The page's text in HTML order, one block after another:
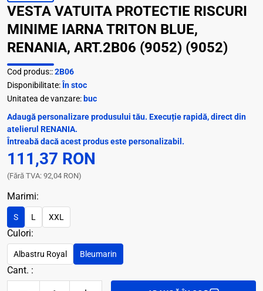
VESTA VATUITA PROTECTIE RISCURI
MINIME IARNA TRITON BLUE,
RENANIA, ART.2B06 (9052) (9052)
Cod produs::2B06
Disponibilitate: În stoc
Unitatea de vanzare: buc
Adaugă personalizare produsului tău. Execuție rapidă, direct din
atelierul RENANIA.
Întreabă dacă acest produs este personalizabil.
111,37 RON
(Fără TVA: 92,04 RON)
Marimi:
S L XXL
Culori:
Albastru Royal Bleumarin
Cant. :